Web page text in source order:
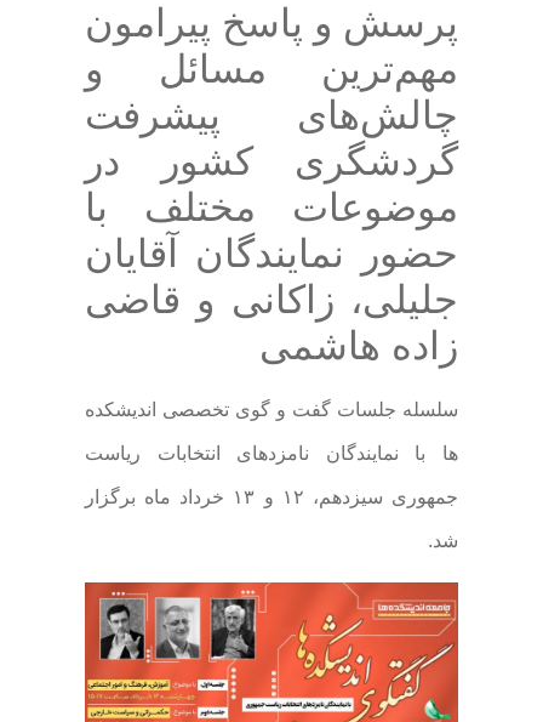
پرسش و پاسخ پیرامون
مهم‌ترین مسائل و
چالش‌های پیشرفت
گردشگری کشور در
موضوعات مختلف با
حضور نمایندگان آقایان
جلیلی، زاکانی و قاضی
زاده هاشمی
سلسله جلسات گفت و گوی تخصصی اندیشکده
ها با نمایندگان نامزدهای انتخابات ریاست
جمهوری سیزدهم، ۱۲ و ۱۳ خرداد ماه برگزار
شد.